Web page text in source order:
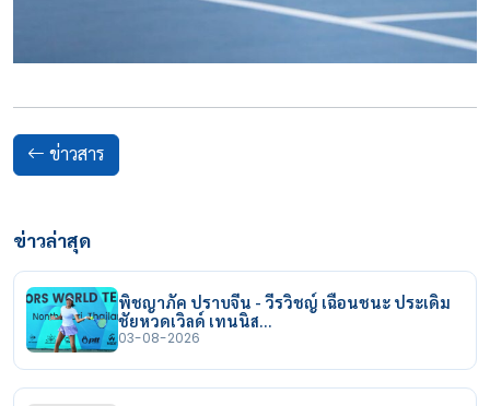
ข่าวสาร
ข่าวล่าสุด
พิชญาภัค ปราบจีน - วีรวิชญ์ เฉือนชนะ ประเดิม
ชัยหวดเวิลด์ เทนนิส…
03-08-2026